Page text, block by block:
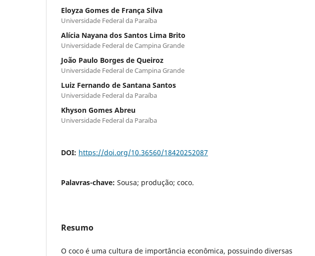
Eloyza Gomes de França Silva
Universidade Federal da Paraíba
Alícia Nayana dos Santos Lima Brito
Universidade Federal de Campina Grande
João Paulo Borges de Queiroz
Universidade Federal de Campina Grande
Luiz Fernando de Santana Santos
Universidade Federal da Paraíba
Khyson Gomes Abreu
Universidade Federal da Paraíba
DOI: https://doi.org/10.36560/18420252087
Palavras-chave: Sousa; produção; coco.
Resumo
O coco é uma cultura de importância econômica, possuindo diversas